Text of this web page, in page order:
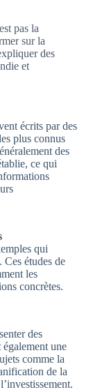
pas la
sur la
des
et
écrits par des
plus connus
des
ce qui
qui
études de
les
concrètes.
des
également une
comme la
de la